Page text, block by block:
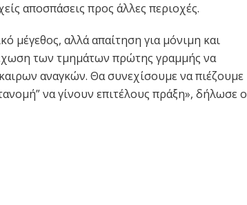
αποσπάσεις προς άλλες περιοχές.
μέγεθος, αλλά απαίτηση για μόνιμη και
των τμημάτων πρώτης γραμμής να
αναγκών. Θα συνεχίσουμε να πιέζουμε
να γίνουν επιτέλους πράξη», δήλωσε ο